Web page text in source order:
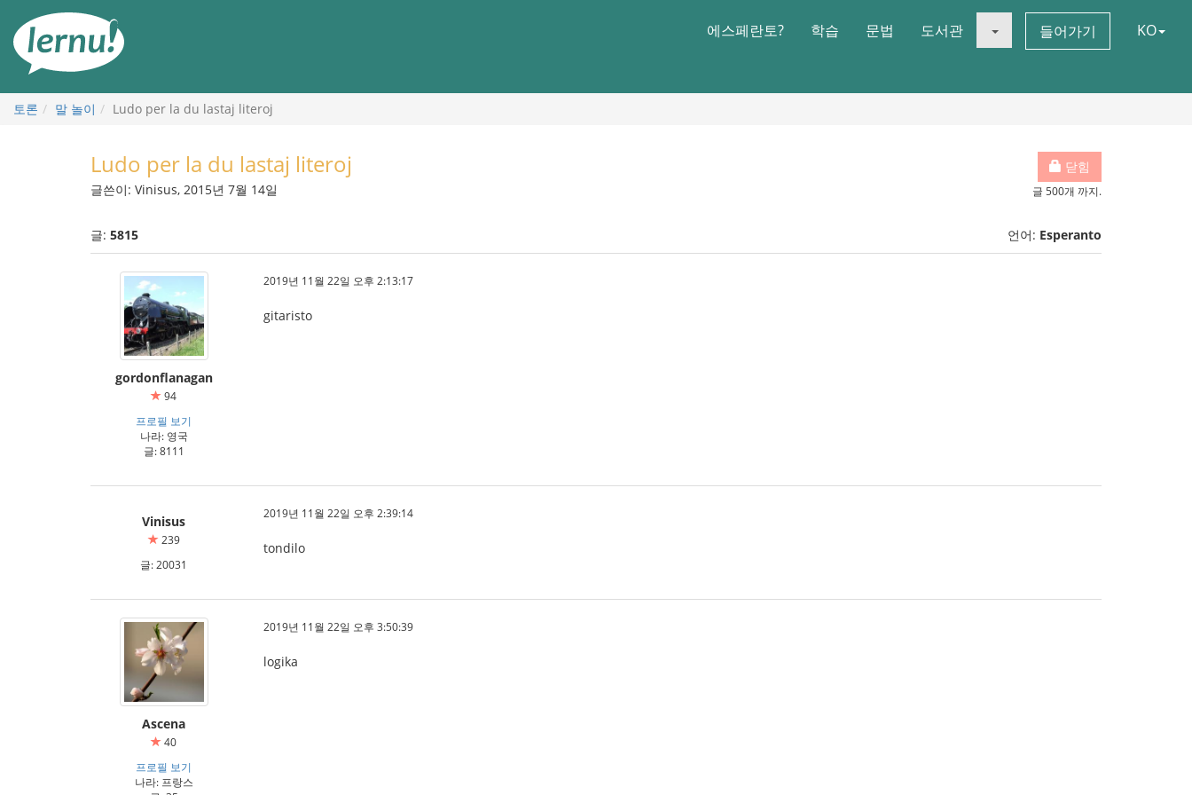
에스페란토? 학습 문법 도서관 들어가기 KO
토론 말 놀이 Ludo per la du lastaj literoj
닫힘
글 500개 까지.
Ludo per la du lastaj literoj
글쓴이: Vinisus, 2015년 7월 14일
글: 5815 언어: Esperanto
gordonflanagan
94
프로필 보기
나라: 영국
글: 8111
2019년 11월 22일 오후 2:13:17
gitaristo
Vinisus
239
글: 20031
2019년 11월 22일 오후 2:39:14
tondilo
Ascena
40
프로필 보기
나라: 프랑스
2019년 11월 22일 오후 3:50:39
logika